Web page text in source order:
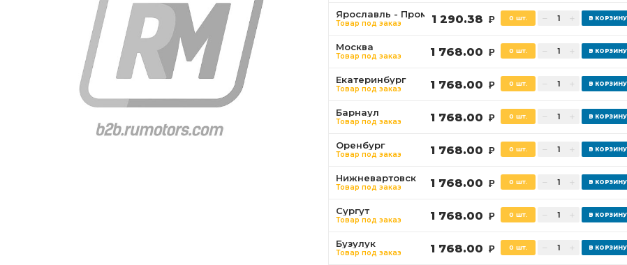
Ярославль - Промышленная
Товар под заказ 1 290.38 Р 0 шт.
Москва
Товар под заказ 1 768.00 Р 0 шт.
Екатеринбург
Товар под заказ 1 768.00 Р 0 шт.
Барнаул
Товар под заказ 1 768.00 Р 0 шт.
Оренбург
Товар под заказ 1 768.00 Р 0 шт.
Нижневартовск
Товар под заказ 1 768.00 Р 0 шт.
Сургут
Товар под заказ 1 768.00 Р 0 шт.
Бузулук
Товар под заказ 1 768.00 Р 0 шт.